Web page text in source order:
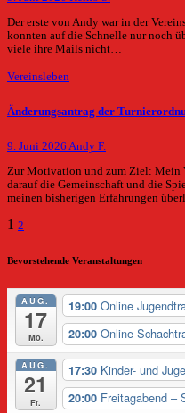
Der erste von Andy war in der
konnten auf die Schnelle nur noch
viele ihre Mails nicht…
Vereinsleben
Änderungsantrag der
9. Juni 2026 Andy F.
Zur Motivation und zum Ziel: Mein
darauf die Gemeinschaft und die
meinen bisherigen Erfahrungen
der
1 2
Bevorstehende Veranstaltungen
AUG.
17
Mo.
19:00 Online
20:00 Online
AUG.
21
Fr.
17:30 Kinder- und
20:00 Freitagabend –